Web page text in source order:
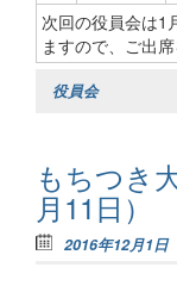
次回の役員会は
ますので、ご出
役員会
もちつき
月11日）
2016年12月1日